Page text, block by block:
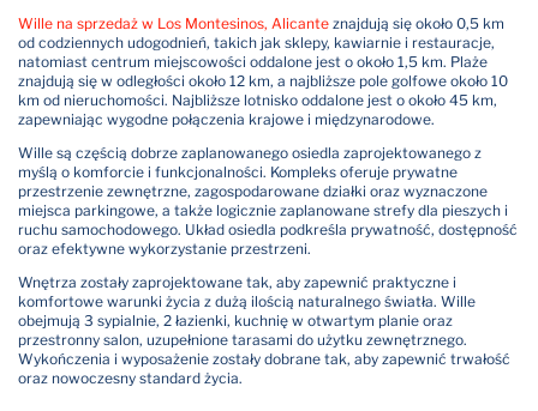
Wille na sprzedaż w Los Montesinos, Alicante znajdują się około 0,5 km
od codziennych udogodnień, takich jak sklepy, kawiarnie i restauracje,
natomiast centrum miejscowości oddalone jest o około 1,5 km. Plaże
znajdują się w odległości około 12 km, a najbliższe pole golfowe około 10
km od nieruchomości. Najbliższe lotnisko oddalone jest o około 45 km,
zapewniając wygodne połączenia krajowe i międzynarodowe.
Wille są częścią dobrze zaplanowanego osiedla zaprojektowanego z
myślą o komforcie i funkcjonalności. Kompleks oferuje prywatne
przestrzenie zewnętrzne, zagospodarowane działki oraz wyznaczone
miejsca parkingowe, a także logicznie zaplanowane strefy dla pieszych i
ruchu samochodowego. Układ osiedla podkreśla prywatność, dostępność
oraz efektywne wykorzystanie przestrzeni.
Wnętrza zostały zaprojektowane tak, aby zapewnić praktyczne i
komfortowe warunki życia z dużą ilością naturalnego światła. Wille
obejmują 3 sypialnie, 2 łazienki, kuchnię w otwartym planie oraz
przestronny salon, uzupełnione tarasami do użytku zewnętrznego.
Wykończenia i wyposażenie zostały dobrane tak, aby zapewnić trwałość
oraz nowoczesny standard życia.